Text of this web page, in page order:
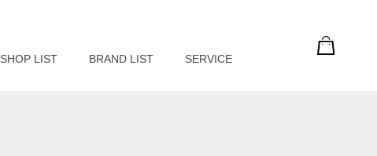
SHOP LIST BRAND LIST SERVICE